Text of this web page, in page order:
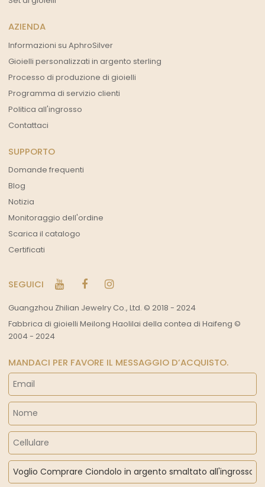
AZIENDA
Informazioni su AphroSilver
Gioielli personalizzati in argento sterling
Processo di produzione di gioielli
Programma di servizio clienti
Politica all'ingrosso
Contattaci
SUPPORTO
Domande frequenti
Blog
Notizia
Monitoraggio dell'ordine
Scarica il catalogo
Certificati
SEGUICI
Guangzhou Zhilian Jewelry Co., Ltd. © 2018 - 2024
Fabbrica di gioielli Meilong Haolilai della contea di Haifeng ©
2004 - 2024
MANDACI PER FAVORE IL MESSAGGIO D’ACQUISTO.